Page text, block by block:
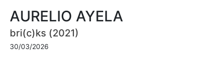
AURELIO AYELA
bri(c)ks (2021)
30/03/2026